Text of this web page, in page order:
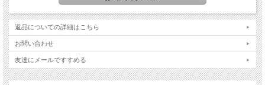
サイズ：M (A61mm - B14mm - C130mm)
フレーム材：TR90 / ラバー
TR90はスイスで開発された熱可塑性(かそせい)プラスチックで、耐久性、柔軟
性、軽量性に優れています。
ラバーは最適なグリップをするため非常に快適です。
レンズ材：ポリカーボネート
ポリカーボネートレンズは頑丈で壊れにくく、優れたUVプロテクション効果を発
返品についての詳細はこちら
お問い合わせ
友達にメールですすめる